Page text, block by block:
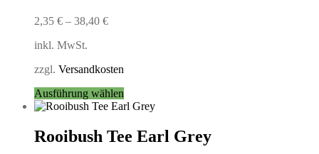
werden
2,35 € – 38,40 €
inkl. MwSt.
zzgl. Versandkosten
Ausführung wählen
Produkt
mehrere
Varianten
Rooibush Tee Earl Grey